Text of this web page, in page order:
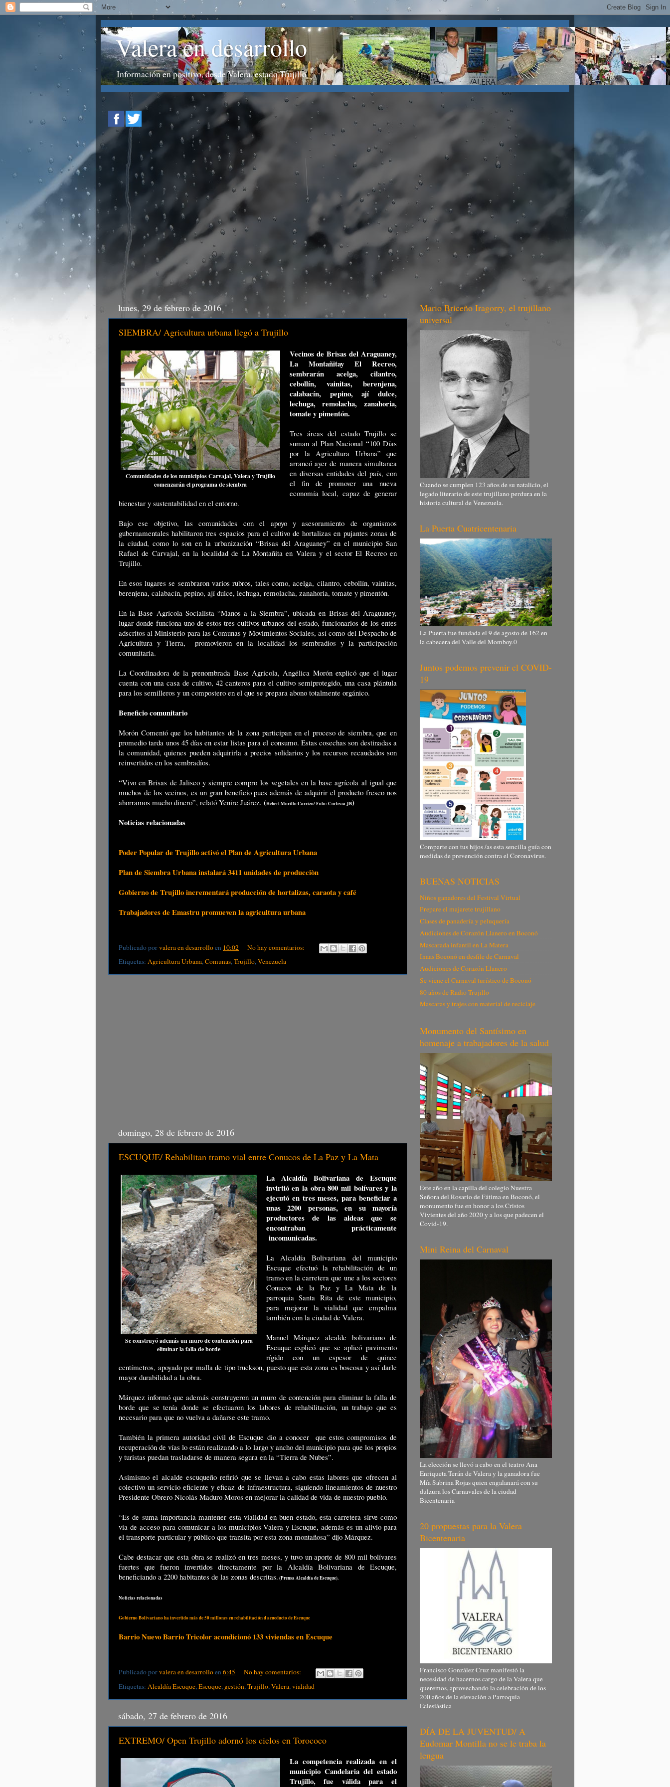
Valera en desarrollo
Información en positivo, desde Valera, estado Trujillo
lunes, 29 de febrero de 2016
SIEMBRA/ Agricultura urbana llegó a Trujillo
Comunidades de los municipios Carvajal, Valera y Trujillo
comenzarán el programa de siembra
Vecinos de Brisas del Araguaney,
La Montañitay El Recreo,
sembrarán acelga, cilantro,
cebollín, vainitas, berenjena,
calabacín, pepino, ají dulce,
lechuga, remolacha, zanahoria,
tomate y pimentón.
Tres áreas del estado Trujillo se
suman al Plan Nacional “100 Días
por la Agricultura Urbana” que
arrancó ayer de manera simultanea
en diversas entidades del país, con
el fin de promover una nueva
economía local, capaz de generar
bienestar y sustentabilidad en el entorno.
Bajo ese objetivo, las comunidades con el apoyo y asesoramiento de organismos
gubernamentales habilitaron tres espacios para el cultivo de hortalizas en pujantes zonas de
la ciudad, como lo son en la urbanización “Brisas del Araguaney” en el municipio San
Rafael de Carvajal, en la localidad de La Montañita en Valera y el sector El Recreo en
Trujillo.
En esos lugares se sembraron varios rubros, tales como, acelga, cilantro, cebollín, vainitas,
berenjena, calabacín, pepino, ají dulce, lechuga, remolacha, zanahoria, tomate y pimentón.
En la Base Agrícola Socialista “Manos a la Siembra”, ubicada en Brisas del Araguaney,
lugar donde funciona uno de estos tres cultivos urbanos del estado, funcionarios de los entes
adscritos al Ministerio para las Comunas y Movimientos Sociales, así como del Despacho de
Agricultura y Tierra, promovieron en la localidad los sembradíos y la participación
comunitaria.
La Coordinadora de la prenombrada Base Agrícola, Angélica Morón explicó que el lugar
cuenta con una casa de cultivo, 42 canteros para el cultivo semiprotegido, una casa plántula
para los semilleros y un compostero en el que se prepara abono totalmente orgánico.
Beneficio comunitario
Morón Comentó que los habitantes de la zona participan en el proceso de siembra, que en
promedio tarda unos 45 días en estar listas para el consumo. Estas cosechas son destinadas a
la comunidad, quienes pueden adquirirla a precios solidarios y los recursos recaudados son
reinvertidos en los sembradíos.
“Vivo en Brisas de Jalisco y siempre compro los vegetales en la base agrícola al igual que
muchos de los vecinos, es un gran beneficio pues además de adquirir el producto fresco nos
ahorramos mucho dinero”, relató Yenire Juárez. (Hebert Morillo Carrizo/ Foto: Cortesía JB)
Noticias relacionadas
Poder Popular de Trujillo activó el Plan de Agricultura Urbana
Plan de Siembra Urbana instalará 3411 unidades de producciòn
Gobierno de Trujillo incrementará producción de hortalizas, caraota y café
Trabajadores de Emastru promueven la agricultura urbana
Publicado porvalera en desarrolloen 10:02
No hay comentarios:
Etiquetas: Agricultura Urbana,Comunas,Trujillo,Venezuela
domingo, 28 de febrero de 2016
ESCUQUE/ Rehabilitan tramo vial entre Conucos de La Paz y La Mata
Se construyó además un muro de contención para
eliminar la falla de borde
La Alcaldía Bolivariana de Escuque
invirtió en la obra 800 mil bolívares y la
ejecutó en tres meses, para beneficiar a
unas 2200 personas, en su mayoría
productores de las aldeas que se
encontraban prácticamente
incomunicadas.
La Alcaldía Bolivariana del municipio
Escuque efectuó la rehabilitación de un
tramo en la carretera que une a los sectores
Conucos de la Paz y La Mata de la
parroquia Santa Rita de este municipio,
para mejorar la vialidad que empalma
también con la ciudad de Valera.
Manuel Márquez alcalde bolivariano de
Escuque explicó que se aplicó pavimento
rígido con un espesor de quince
centímetros, apoyado por malla de tipo truckson, puesto que esta zona es boscosa y así darle
mayor durabilidad a la obra.
Márquez informó que además construyeron un muro de contención para eliminar la falla de
borde que se tenía donde se efectuaron los labores de rehabilitación, un trabajo que es
necesario para que no vuelva a dañarse este tramo.
También la primera autoridad civil de Escuque dio a conocer que estos compromisos de
recuperación de vías lo están realizando a lo largo y ancho del municipio para que los propios
y turistas puedan trasladarse de manera segura en la “Tierra de Nubes”.
Asimismo el alcalde escuqueño refirió que se llevan a cabo estas labores que ofrecen al
colectivo un servicio eficiente y eficaz de infraestructura, siguiendo lineamientos de nuestro
Presidente Obrero Nicolás Maduro Moros en mejorar la calidad de vida de nuestro pueblo.
“Es de suma importancia mantener esta vialidad en buen estado, esta carretera sirve como
vía de acceso para comunicar a los municipios Valera y Escuque, además es un alivio para
el transporte particular y público que transita por esta zona montañosa” dijo Márquez.
Cabe destacar que esta obra se realizó en tres meses, y tuvo un aporte de 800 mil bolívares
fuertes que fueron invertidos directamente por la Alcaldía Bolivariana de Escuque,
beneficiando a 2200 habitantes de las zonas descritas. (Prensa Alcaldía de Escuque).
Noticias relacionadas
Gobierno Bolivariano ha invertido más de 50 millones en rehabilitación d acueducto de Escuque
Barrio Nuevo Barrio Tricolor acondicionó 133 viviendas en Escuque
Publicado porvalera en desarrolloen 6:45
No hay comentarios:
Etiquetas: Alcaldía Escuque,Escuque, gestión,Trujillo,Valera,vialidad
sábado, 27 de febrero de 2016
EXTREMO/ Open Trujillo adornó los cielos en Torococo
La competencia realizada en el
municipio Candelaria del estado
Trujillo, fue válida para el
Mario Briceño Iragorry, el trujillano
universal
Cuando se cumplen 123 años de su natalicio, el
legado literario de este trujillano perdura en la
historia cultural de Venezuela.
La Puerta Cuatricentenaria
La Puerta fue fundada el 9 de agosto de 162 en
la cabecera del Valle del Momboy.0
Juntos podemos prevenir el COVID-
19
Comparte con tus hijos /as esta sencilla guía con
medidas de prevención contra el Coronavirus.
BUENAS NOTICIAS
Niños ganadores del Festival Virtual
Prepare el majarete trujillano
Clases de panadería y peluquería
Audiciones de Corazón Llanero en Boconó
Mascarada infantil en La Matera
Inaas Boconó en desfile de Carnaval
Audiciones de Corazón Llanero
Se viene el Carnaval turístico de Boconó
80 años de Radio Trujillo
Mascaras y trajes con material de reciclaje
Monumento del Santísimo en
homenaje a trabajadores de la salud
Este año en la capilla del colegio Nuestra
Señora del Rosario de Fátima en Boconó, el
monumento fue en honor a los Cristos
Vivientes del año 2020 y a los que padecen el
Covid-19.
Mini Reina del Carnaval
La elección se llevó a cabo en el teatro Ana
Enriqueta Terán de Valera y la ganadora fue
Mía Sabrina Rojas quien engalanará con su
dulzura los Carnavales de la ciudad
Bicentenaria
20 propuestas para la Valera
Bicentenaria
Francisco González Cruz manifestó la
necesidad de hacernos cargo de la Valera que
queremos, aprovechando la celebración de los
200 años de la elevación a Parroquia
Eclesiástica
DÍA DE LA JUVENTUD/ A
Eudomar Montilla no se le traba la
lengua